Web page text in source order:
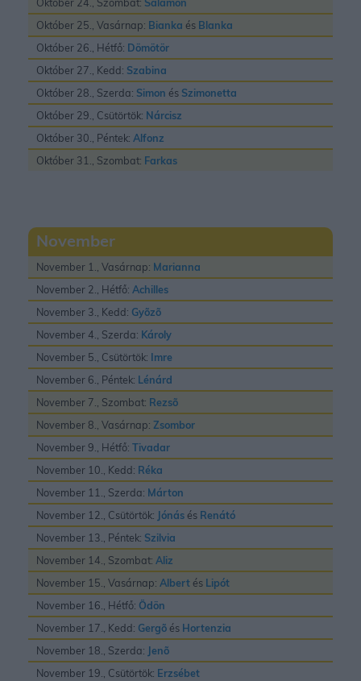
Október 25., Vasárnap: Bianka és Blanka
Október 26., Hétfő: Dömötör
Október 27., Kedd: Szabina
Október 28., Szerda: Simon és Szimonetta
Október 29., Csütörtök: Nárcisz
Október 30., Péntek: Alfonz
Október 31., Szombat: Farkas
November
November 1., Vasárnap: Marianna
November 2., Hétfő: Achilles
November 3., Kedd: Gyõzõ
November 4., Szerda: Károly
November 5., Csütörtök: Imre
November 6., Péntek: Lénárd
November 7., Szombat: Rezsõ
November 8., Vasárnap: Zsombor
November 9., Hétfő: Tivadar
November 10., Kedd: Réka
November 11., Szerda: Márton
November 12., Csütörtök: Jónás és Renátó
November 13., Péntek: Szilvia
November 14., Szombat: Aliz
November 15., Vasárnap: Albert és Lipót
November 16., Hétfő: Ödön
November 17., Kedd: Gergõ és Hortenzia
November 18., Szerda: Jenõ
November 19., Csütörtök: Erzsébet